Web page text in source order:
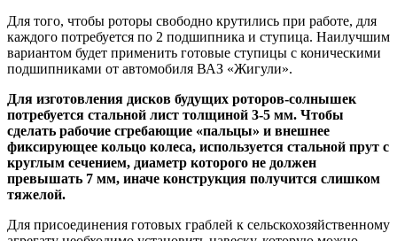
Для того, чтобы роторы свободно крутились при работе, для
каждого потребуется по 2 подшипника и ступица. Наилучшим
вариантом будет применить готовые ступицы с коническими
подшипниками от автомобиля ВАЗ «Жигули».
Для изготовления дисков будущих роторов-солнышек
потребуется стальной лист толщиной 3-5 мм. Чтобы
сделать рабочие сгребающие «пальцы» и внешнее
фиксирующее кольцо колеса, используется стальной прут с
круглым сечением, диаметр которого не должен
превышать 7 мм, иначе конструкция получится слишком
тяжелой.
Для присоединения готовых граблей к сельскохозяйственному